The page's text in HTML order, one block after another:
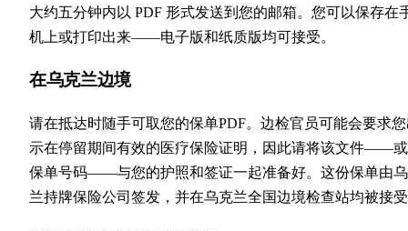
大约五分钟内以 PDF 形式发送到您的邮箱。您可以保存在
机上或打印出来——电子版和纸质版均可接受。
在乌克兰边境
请在抵达时随手可取您的保单PDF。边检官员可能会要求
示在停留期间有效的医疗保险证明，因此请将该文件——
保单号码——与您的护照和签证一起准备好。这份保单由
兰持牌保险公司签发，并在乌克兰全国边境检查站均被接